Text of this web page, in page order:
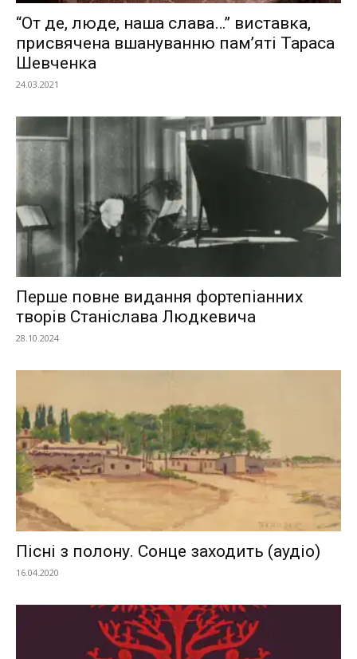
“От де, люде, наша слава…” виставка,
присвячена вшануванню пам’яті Тараса
Шевченка
24.03.2021
Перше повне видання фортепіанних
творів Станіслава Людкевича
28.10.2024
Пісні з полону. Сонце заходить (аудіо)
16.04.2020